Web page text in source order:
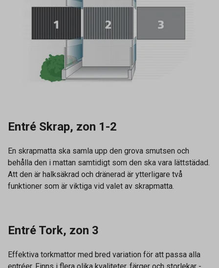
Entré Skrap, zon 1-2
En skrapmatta ska samla upp den grova smutsen och
behålla den i mattan samtidigt som den ska vara lättstädad.
Att den är halksäkrad och dränerad är ytterligare två
funktioner som är viktiga vid valet av skrapmatta.
Entré Tork, zon 3
Effektiva torkmattor med bred variation för att passa alla